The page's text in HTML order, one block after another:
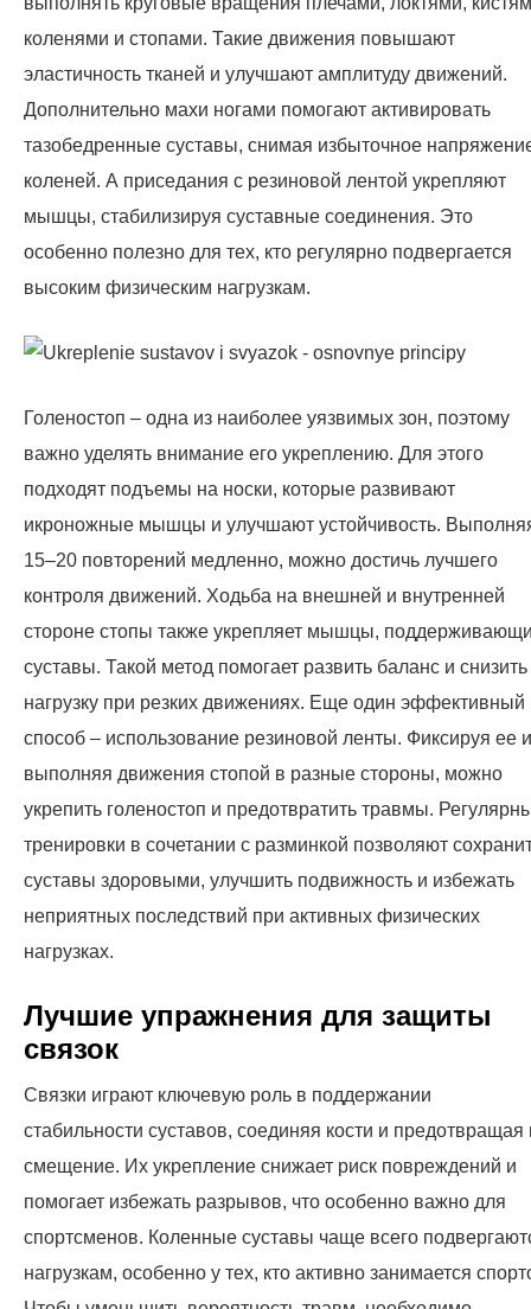
коленями и стопами. Такие движения повышают
эластичность тканей и улучшают амплитуду движений.
Дополнительно махи ногами помогают активировать
тазобедренные суставы, снимая избыточное
коленей. А приседания с резиновой лентой укрепляют
мышцы, стабилизируя суставные соединения. Это
особенно полезно для тех, кто регулярно подвергается
высоким физическим нагрузкам.
Голеностоп – одна из наиболее уязвимых зон, поэтому
важно уделять внимание его укреплению. Для этого
подходят подъемы на носки, которые развивают
икроножные мышцы и улучшают устойчивость.
15–20 повторений медленно, можно достичь лучшего
контроля движений. Ходьба на внешней и внутренней
стороне стопы также укрепляет мышцы,
суставы. Такой метод помогает развить баланс и снизить
нагрузку при резких движениях. Еще один эффективный
способ – использование резиновой ленты. Фиксируя ее и
выполняя движения стопой в разные стороны, можно
укрепить голеностоп и предотвратить травмы.
тренировки в сочетании с разминкой позволяют
суставы здоровыми, улучшить подвижность и избежать
неприятных последствий при активных физических
нагрузках.
Лучшие упражнения для защиты
связок
Связки играют ключевую роль в поддержании
стабильности суставов, соединяя кости и предотвращая
смещение. Их укрепление снижает риск повреждений и
помогает избежать разрывов, что особенно важно для
спортсменов. Коленные суставы чаще всего
нагрузкам, особенно у тех, кто активно занимается